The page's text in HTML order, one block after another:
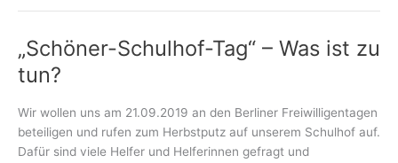
„Schöner-Schulhof-Tag“ – Was ist zu
tun?
Wir wollen uns am 21.09.2019 an den Berliner Freiwilligentagen
beteiligen und rufen zum Herbstputz auf unserem Schulhof auf.
Dafür sind viele Helfer und Helferinnen gefragt und